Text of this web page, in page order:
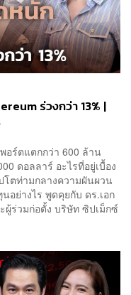
ร่วงกว่า 13% |
ร์ตแตกกว่า 600 ล้าน
ดอลลาร์ อะไรที่อยู่เบื้อง
ตท่ามกลางความผันผวน
อย่างไร พูดคุยกับ ดร.เอก
ผู้ร่วมก่อตั้ง บริษัท ซิปเม็กซ์